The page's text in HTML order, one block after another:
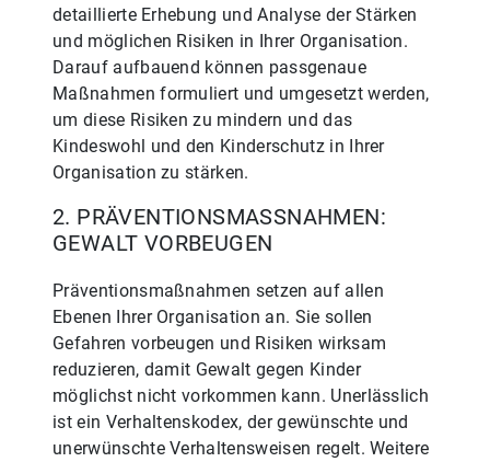
detaillierte Erhebung und Analyse der Stärken
und möglichen Risiken in Ihrer Organisation.
Darauf aufbauend können passgenaue
Maßnahmen formuliert und umgesetzt werden,
um diese Risiken zu mindern und das
Kindeswohl und den Kinderschutz in Ihrer
Organisation zu stärken.
2. PRÄVENTIONSMASSNAHMEN: G
EWALT VORBEUGEN
Präventionsmaßnahmen setzen auf allen
Ebenen Ihrer Organisation an. Sie sollen
Gefahren vorbeugen und Risiken wirksam
reduzieren, damit Gewalt gegen Kinder
möglichst nicht vorkommen kann. Unerlässlich
ist ein Verhaltenskodex, der gewünschte und
unerwünschte Verhaltensweisen regelt. Weitere